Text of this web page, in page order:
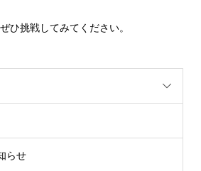
ひ挑戦してみてください。
らせ